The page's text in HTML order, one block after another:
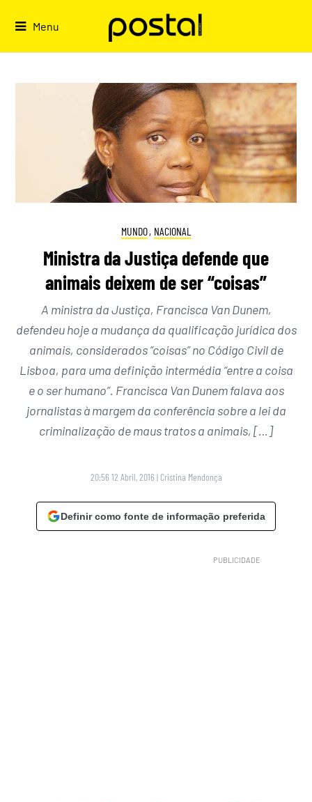
Menu
MUNDO, NACIONAL
Ministra da Justiça defende que
animais deixem de ser “coisas”
A ministra da Justiça, Francisca Van Dunem,
defendeu hoje a mudança da qualificação jurídica dos
animais, considerados “coisas” no Código Civil de
Lisboa, para uma definição intermédia “entre a coisa
e o ser humano”. Francisca Van Dunem falava aos
jornalistas à margem da conferência sobre a lei da
criminalização de maus tratos a animais, […]
20:56 12 Abril, 2016 | Cristina Mendonça
Definir como fonte de informação preferida